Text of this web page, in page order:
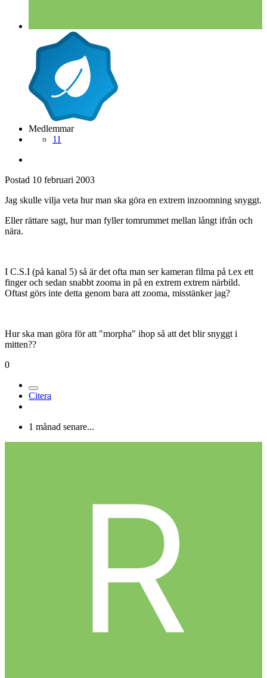
Medlemmar
11
Postad 10 februari 2003
Jag skulle vilja veta hur man ska göra en extrem inzoomning snyggt.
Eller rättare sagt, hur man fyller tomrummet mellan långt ifrån och
nära.
I C.S.I (på kanal 5) så är det ofta man ser kameran filma på t.ex ett
finger och sedan snabbt zooma in på en extrem extrem närbild.
Oftast görs inte detta genom bara att zooma, misstänker jag?
Hur ska man göra för att "morpha" ihop så att det blir snyggt i
mitten??
0
Citera
1 månad senare...